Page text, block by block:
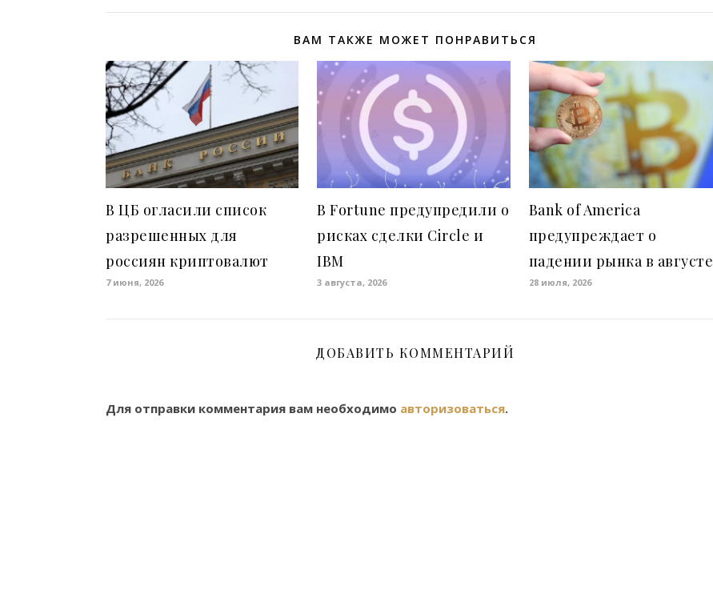
ВАМ ТАКЖЕ МОЖЕТ ПОНРАВИТЬСЯ
В ЦБ огласили список
разрешенных для
россиян криптовалют
7 июня, 2026
В Fortune предупредили о
рисках сделки Circle и
IBM
3 августа, 2026
Bank of America
предупреждает о
падении рынка в августе
28 июля, 2026
ДОБАВИТЬ КОММЕНТАРИЙ
Для отправки комментария вам необходимо авторизоваться.